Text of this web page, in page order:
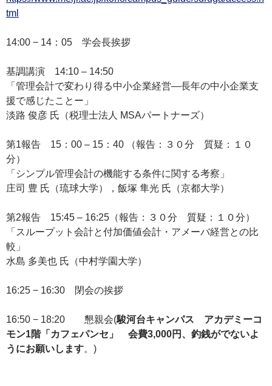
tml
14:00 − 14：05 学会長挨拶
基調講演 14:10 – 14:50
「管理会計で変わり得る中小企業経営―長年の中小企業支
援で感じたことー」
淡路 俊彦 氏（税理士法人 MSAパートナーズ）
第1報告 15：00 – 15：40 （報告：３０分 質疑：１０
分）
「シンプル管理会計の機能する条件に関する考察」
庄司 豊 氏（琉球大学），飯塚 隼光 氏（京都大学）
第2報告 15:45 – 16:25（報告：３０分 質疑：１０分）
「スループット会計と付加価値会計・アメーバ経営との比
較」
水島 多美也 氏（中村学園大学）
16:25 − 16:30 閉会の挨拶
16:50 − 18:20 懇親会(駿河台キャンパス アカデミーコ
モン1階「カフェパンセ」
会費3,000円、釣銭がでないよ
うにお願いします。)